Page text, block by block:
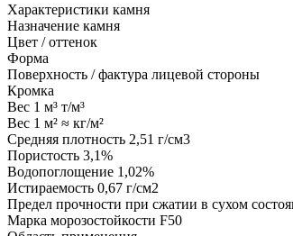
Характеристики камня
Назначение камня
Цвет / оттенок
Форма
Поверхность / фактура лицевой стороны
Кромка
Вес 1 м³ т/м³
Вес 1 м² ≈ кг/м²
Средняя плотность 2,51 г/см3
Пористость 3,1%
Водопоглощение 1,02%
Истираемость 0,67 г/см2
Предел прочности при сжатии в сухом
Марка морозостойкости F50